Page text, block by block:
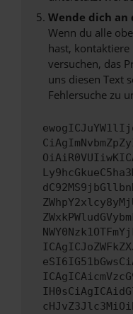
Wende dich
Wenn du alle
hast,
versuchen, das
uns diesen Text
Fehlersuche zu